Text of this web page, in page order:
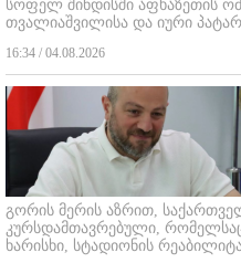
სოფელ შინდისში აფხაზეთის
თვალიაშვილისა და იური
16:34 / 04.08.2026
გორის მერის აზრით,
კურსდამთავრებული,
ხარისხი, სტადიონის